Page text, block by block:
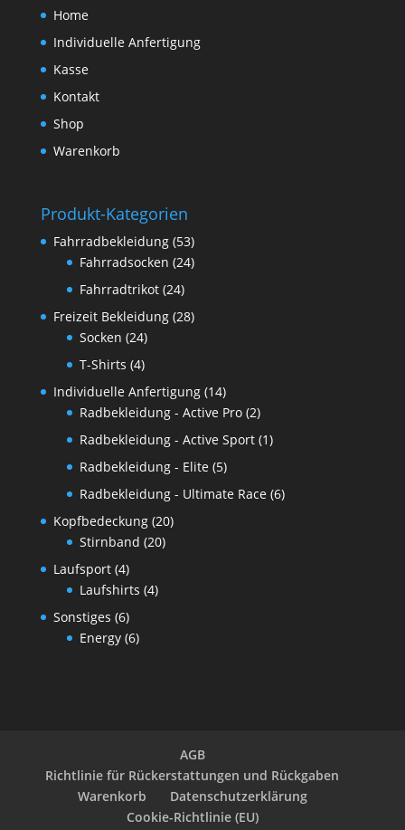
Home
Individuelle Anfertigung
Kasse
Kontakt
Shop
Warenkorb
Produkt-Kategorien
Fahrradbekleidung (53)
Fahrradsocken (24)
Fahrradtrikot (24)
Freizeit Bekleidung (28)
Socken (24)
T-Shirts (4)
Individuelle Anfertigung (14)
Radbekleidung - Active Pro (2)
Radbekleidung - Active Sport (1)
Radbekleidung - Elite (5)
Radbekleidung - Ultimate Race (6)
Kopfbedeckung (20)
Stirnband (20)
Laufsport (4)
Laufshirts (4)
Sonstiges (6)
Energy (6)
AGB
Richtlinie für Rückerstattungen und Rückgaben
Warenkorb
Datenschutzerklärung
Cookie-Richtlinie (EU)